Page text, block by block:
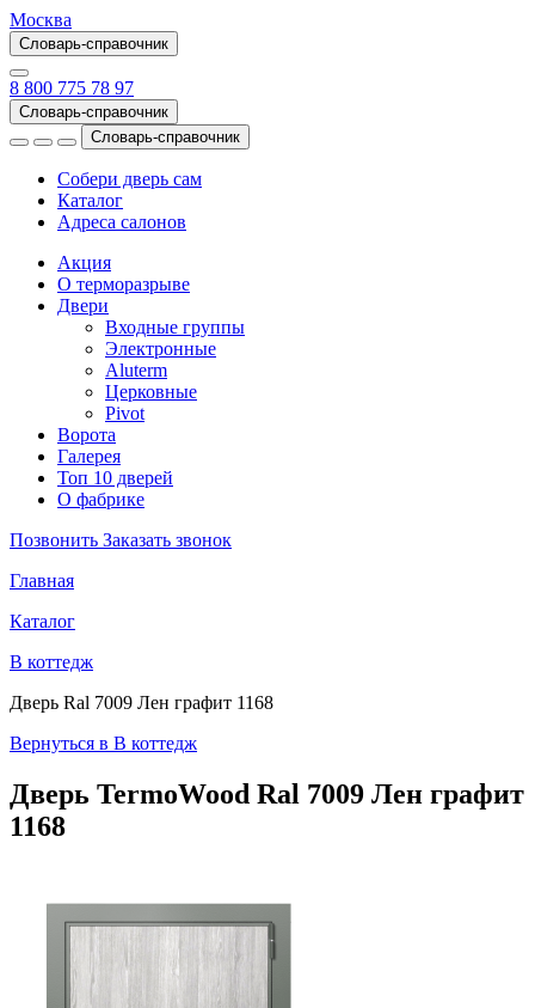
Москва
Словарь-справочник
8 800 775 78 97
Словарь-справочник
Словарь-справочник
Собери дверь сам
Каталог
Адреса салонов
Акция
О терморазрыве
Двери
Входные группы
Электронные
Aluterm
Церковные
Pivot
Ворота
Галерея
Топ 10 дверей
О фабрике
Позвонить Заказать звонок
Главная
Каталог
В коттедж
Дверь Ral 7009 Лен графит 1168
Вернуться в В коттедж
Дверь TermoWood Ral 7009 Лен графит
1168